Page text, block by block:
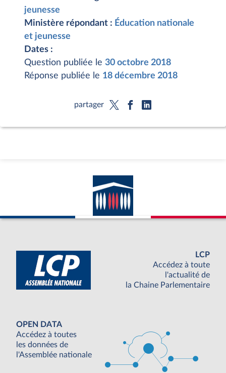
jeunesse
Ministère répondant : Éducation nationale
et jeunesse
Dates :
Question publiée le 30 octobre 2018
Réponse publiée le 18 décembre 2018
partager
LCP
Accédez à toute
l'actualité de
la Chaine Parlementaire
OPEN DATA
Accédez à toutes
les données de
l'Assemblée nationale